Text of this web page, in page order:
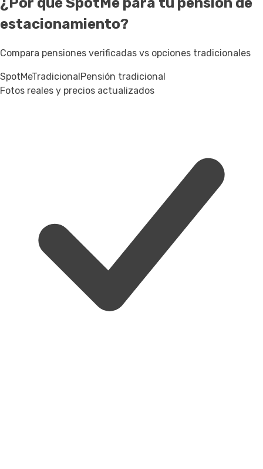
estacionamiento?
Compara pensiones verificadas vs opciones tradicionales
SpotMeTradicionalPensión tradicional
Fotos reales y precios actualizados